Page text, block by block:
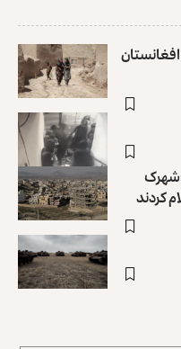
در افغانستان
زمین «شهرک
کردند